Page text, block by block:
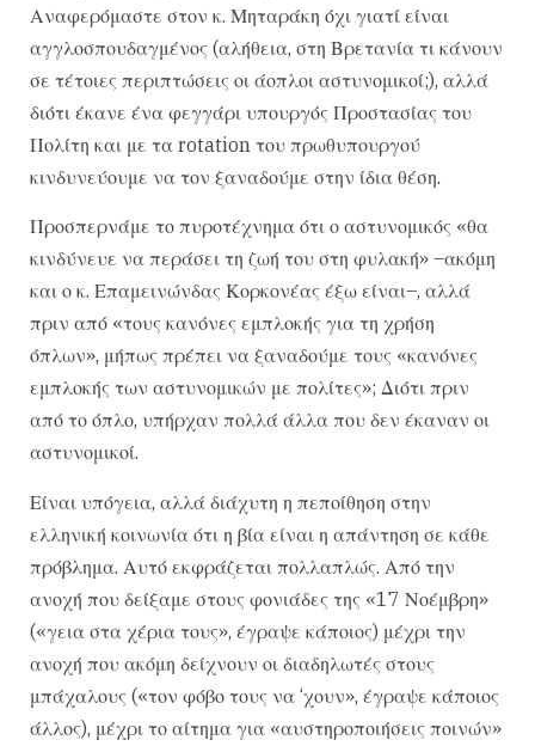
Αναφερόμαστε στον κ. Μηταράκη όχι γιατί είναι
αγγλοσπουδαγμένος (αλήθεια, στη Βρετανία τι κάνουν
σε τέτοιες περιπτώσεις οι άοπλοι αστυνομικοί;), αλλά
διότι έκανε ένα φεγγάρι υπουργός Προστασίας του
Πολίτη και με τα rotation του πρωθυπουργού
κινδυνεύουμε να τον ξαναδούμε στην ίδια θέση.
Προσπερνάμε το πυροτέχνημα ότι ο αστυνομικός «θα
κινδύνευε να περάσει τη ζωή του στη φυλακή» –ακόμη
και ο κ. Επαμεινώνδας Κορκονέας έξω είναι–, αλλά
πριν από «τους κανόνες εμπλοκής για τη χρήση
όπλων», μήπως πρέπει να ξαναδούμε τους «κανόνες
εμπλοκής των αστυνομικών με πολίτες»; Διότι πριν
από το όπλο, υπήρχαν πολλά άλλα που δεν έκαναν οι
αστυνομικοί.
Είναι υπόγεια, αλλά διάχυτη η πεποίθηση στην
ελληνική κοινωνία ότι η βία είναι η απάντηση σε κάθε
πρόβλημα. Αυτό εκφράζεται πολλαπλώς. Από την
ανοχή που δείξαμε στους φονιάδες της «17 Νοέμβρη»
(«γεια στα χέρια τους», έγραψε κάποιος) μέχρι την
ανοχή που ακόμη δείχνουν οι διαδηλωτές στους
μπάχαλους («τον φόβο τους να ‘χουν», έγραψε κάποιος
άλλος), μέχρι το αίτημα για «αυστηροποιήσεις ποινών»